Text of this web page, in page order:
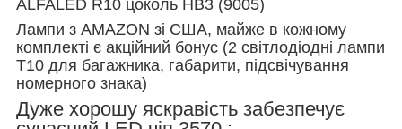
ALFALED R10 цоколь HB3 (9005)
Лампи з AMAZON зі США, майже в кожному
комплекті є акційний бонус (2 світлодіодні лампи
T10 для багажника, габарити, підсвічування
номерного знака)
Дуже хорошу яскравість забезпечує